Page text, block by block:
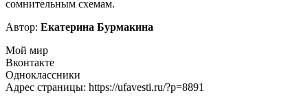
сомнительным схемам.
Автор: Екатерина Бурмакина
Мой мир
Вконтакте
Одноклассники
Адрес страницы: https://ufavesti.ru/?p=8891